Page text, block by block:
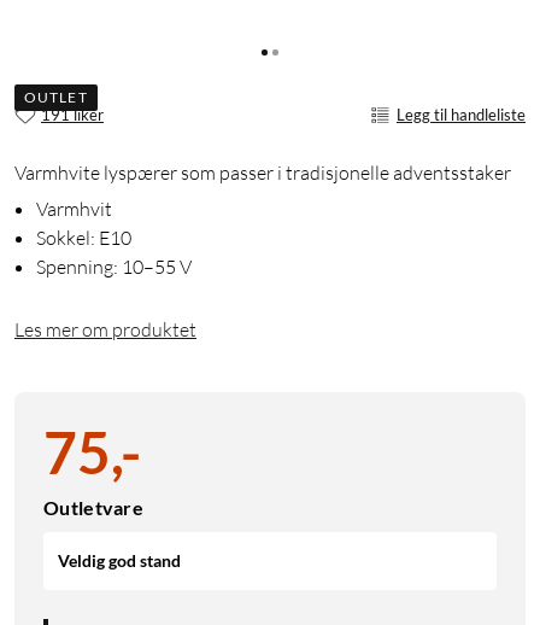
OUTLET
191 liker Legg til handleliste
Varmhvite lyspærer som passer i tradisjonelle adventsstaker
Varmhvit
Sokkel: E10
Spenning: 10–55 V
Les mer om produktet
75,-
Outletvare
Veldig god stand